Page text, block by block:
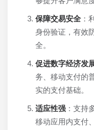
保障交易安全：
身份验证，有效
全。
促进数字经济发
务、移动支付的
实的支付基础。
适应性强 ：支持
移动应用内支付